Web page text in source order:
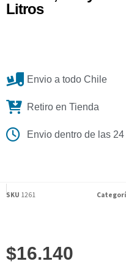
Litros
Envio a todo Chile
Retiro en Tienda
Envio dentro de las 24
SKU 1261
$16.140